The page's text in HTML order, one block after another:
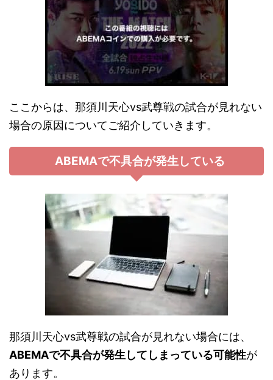
ここからは、那須川天心vs武尊戦の試合が見れない
場合の原因についてご紹介していきます。
ABEMAで不具合が発生している
那須川天心vs武尊戦の試合が見れない場合には、
ABEMAで不具合が発生してしまっている可能性が
あります。